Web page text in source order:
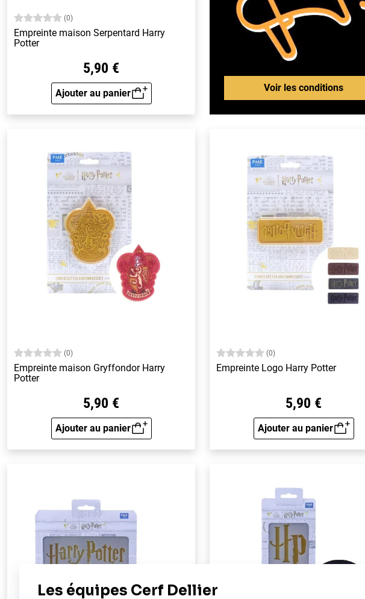
(0)
Empreinte maison Serpentard Harry
Potter
5,90 €
Ajouter au panier
Aperçu rapide
Voir les conditions
(0)
Empreinte maison Gryffondor Harry
Potter
5,90 €
Ajouter au panier
Aperçu rapide
(0)
Empreinte Logo Harry Potter
5,90 €
Ajouter au panier
Aperçu rapide